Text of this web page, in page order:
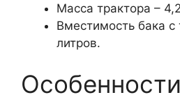
Масса трактора –
Вместимость бака с
литров.
Особенности